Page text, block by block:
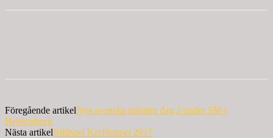
Föregående artikelNya svenska mästare dag 2 under SM i
Helsingborg
Nästa artikelBildspel Kraftloppet 2017